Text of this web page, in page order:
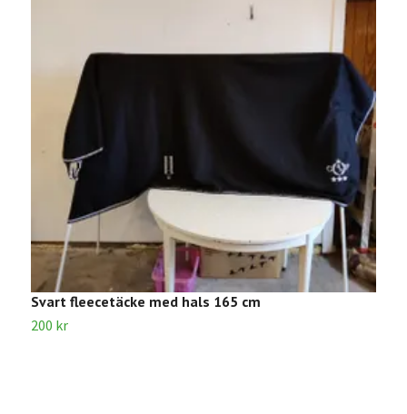
Svart fleecetäcke med hals 165 cm
200 kr